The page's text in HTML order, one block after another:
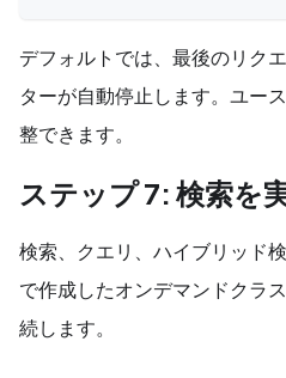
デフォルトでは、最後のリク
ターが自動停止します。ユー
整できます。
ステップ 7: 検索を
検索、クエリ、ハイブリッド
で作成したオンデマンドクラ
続します。